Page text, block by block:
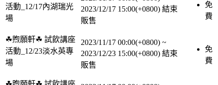
活動_12/17內湖瑞光
場
2023/12/17 15:00(+0800) 結束
販售
免
費
☘︎煦願軒☘︎ 試飲講座
活動_12/23淡水英專
場
2023/11/17 00:00(+0800) ~
2023/12/23 15:00(+0800) 結束
販售
免
費